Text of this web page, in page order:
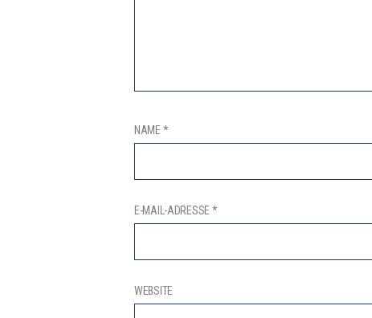
NAME *
E-MAIL-ADRESSE *
WEBSITE